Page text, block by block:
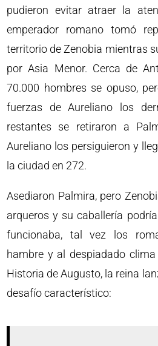
pudieron evitar atraer la
emperador romano tomó
territorio de Zenobia mientras
por Asia Menor. Cerca de
70.000 hombres se opuso,
fuerzas de Aureliano los
restantes se retiraron a
Aureliano los persiguieron y
la ciudad en 272.
Asediaron Palmira, pero
arqueros y su caballería
funcionaba, tal vez los
hambre y al despiadado
Historia de Augusto, la reina
desafío característico: